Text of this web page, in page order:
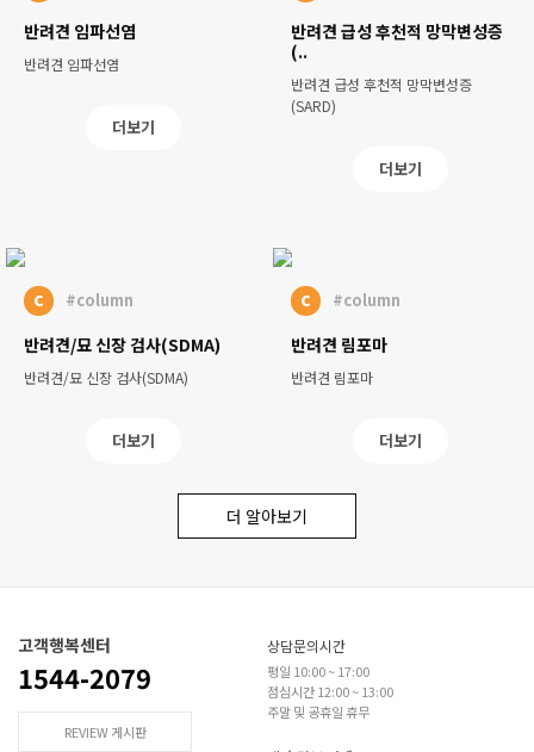
반려견 임파선염
반려견 임파선염
더보기
반려견 급성 후천적 망막변성증
(..
반려견 급성 후천적 망막변성증
(SARD)
더보기
c #column
반려견/묘 신장 검사(SDMA)
반려견/묘 신장 검사(SDMA)
더보기
c #column
반려견 림포마
반려견 림포마
더보기
더 알아보기
고객행복센터
1544-2079
REVIEW 게시판
상담문의시간
평일 10:00 ~ 17:00
점심시간 12:00 ~ 13:00
주말 및 공휴일 휴무